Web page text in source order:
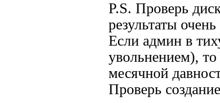
P.S. Проверь
результаты
Если админ в
увольнением), то
месячной
Проверь